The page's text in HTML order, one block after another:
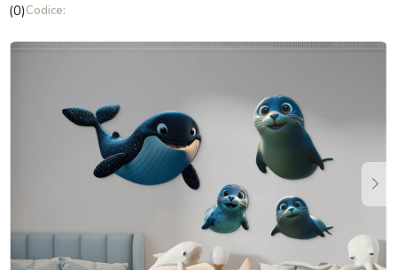
La
media
(0)